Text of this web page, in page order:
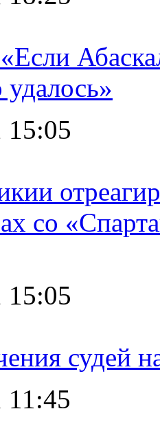
удалось»
15:05
со
15:05
судей
11:45